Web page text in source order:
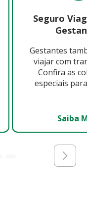
Seguro
Gestantes
viajar com
Confira as
especiais
Saiba